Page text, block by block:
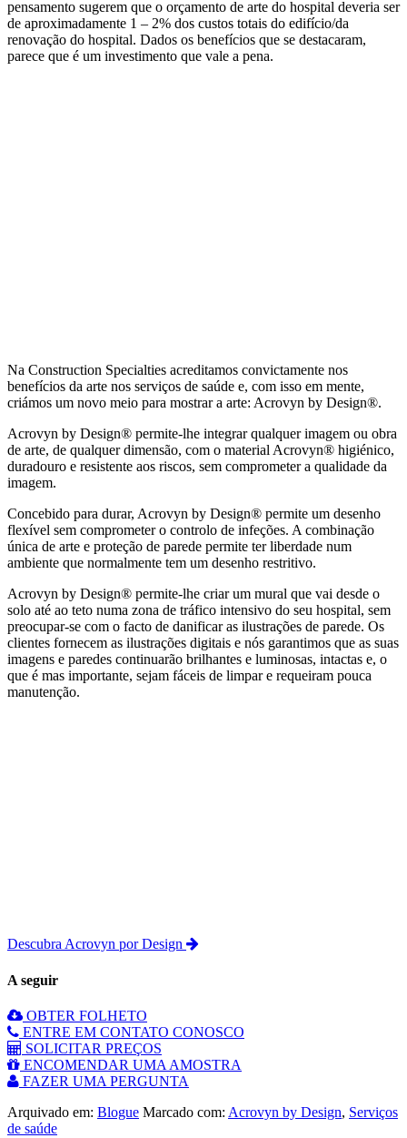
pensamento sugerem que o orçamento de arte do hospital deveria ser
de aproximadamente 1 – 2% dos custos totais do edifício/da
renovação do hospital. Dados os benefícios que se destacaram,
parece que é um investimento que vale a pena.
Na Construction Specialties acreditamos convictamente nos
benefícios da arte nos serviços de saúde e, com isso em mente,
criámos um novo meio para mostrar a arte: Acrovyn by Design®.
Acrovyn by Design® permite-lhe integrar qualquer imagem ou obra
de arte, de qualquer dimensão, com o material Acrovyn® higiénico,
duradouro e resistente aos riscos, sem comprometer a qualidade da
imagem.
Concebido para durar, Acrovyn by Design® permite um desenho
flexível sem comprometer o controlo de infeções. A combinação
única de arte e proteção de parede permite ter liberdade num
ambiente que normalmente tem um desenho restritivo.
Acrovyn by Design® permite-lhe criar um mural que vai desde o
solo até ao teto numa zona de tráfico intensivo do seu hospital, sem
preocupar-se com o facto de danificar as ilustrações de parede. Os
clientes fornecem as ilustrações digitais e nós garantimos que as suas
imagens e paredes continuarão brilhantes e luminosas, intactas e, o
que é mas importante, sejam fáceis de limpar e requeiram pouca
manutenção.
Descubra Acrovyn por Design
A seguir
OBTER FOLHETO
ENTRE EM CONTATO CONOSCO
SOLICITAR PREÇOS
ENCOMENDAR UMA AMOSTRA
FAZER UMA PERGUNTA
Arquivado em: Blogue Marcado com: Acrovyn by Design, Serviços
de saúde